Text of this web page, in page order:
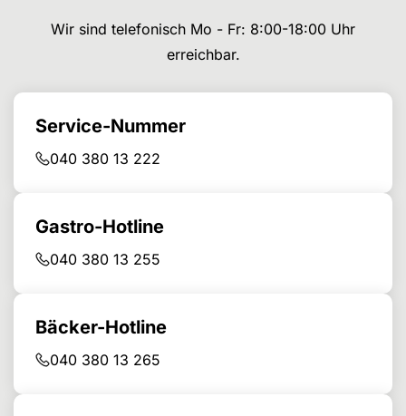
Wir sind telefonisch Mo - Fr: 8:00-18:00 Uhr
erreichbar.
Service-Nummer
040 380 13 222
Gastro-Hotline
040 380 13 255
Bäcker-Hotline
040 380 13 265